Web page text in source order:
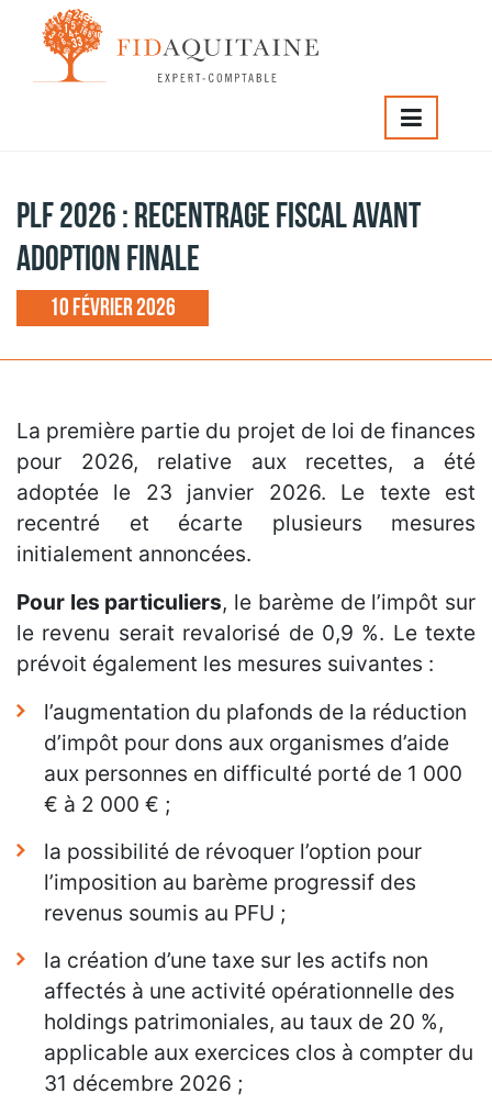
PLF 2026 : recentrage fiscal avant adoption
PLF 2026 : recentrage fiscal avant
adoption finale
10 février 2026
La première partie du projet de loi de finances
pour 2026, relative aux recettes, a été
adoptée le 23 janvier 2026. Le texte est
recentré et écarte plusieurs mesures
initialement annoncées.
Pour les particuliers, le barème de l’impôt sur
le revenu serait revalorisé de 0,9 %. Le texte
prévoit également les mesures suivantes :
l’augmentation du plafonds de la réduction
d’impôt pour dons aux organismes d’aide
aux personnes en difficulté porté de 1 000
€ à 2 000 € ;
la possibilité de révoquer l’option pour
l’imposition au barème progressif des
revenus soumis au PFU ;
la création d’une taxe sur les actifs non
affectés à une activité opérationnelle des
holdings patrimoniales, au taux de 20 %,
applicable aux exercices clos à compter du
31 décembre 2026 ;